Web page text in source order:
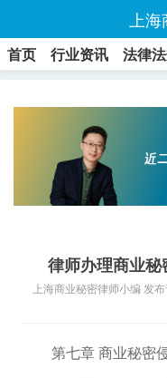
上
首页 行业资讯 法律
律师办理商业秘
上海商业秘密律师小编 发
第七章 商业秘密